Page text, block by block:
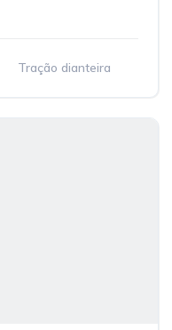
Tração dianteira